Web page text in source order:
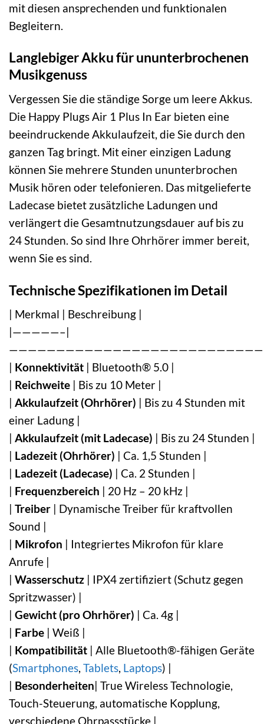
mit diesen ansprechenden und funktionalen
Begleitern.
Langlebiger Akku für ununterbrochenen
Musikgenuss
Vergessen Sie die ständige Sorge um leere Akkus.
Die Happy Plugs Air 1 Plus In Ear bieten eine
beeindruckende Akkulaufzeit, die Sie durch den
ganzen Tag bringt. Mit einer einzigen Ladung
können Sie mehrere Stunden ununterbrochen
Musik hören oder telefonieren. Das mitgelieferte
Ladecase bietet zusätzliche Ladungen und
verlängert die Gesamtnutzungsdauer auf bis zu
24 Stunden. So sind Ihre Ohrhörer immer bereit,
wenn Sie es sind.
Technische Spezifikationen im Detail
| Merkmal | Beschreibung |
|—————–|
| Konnektivität | Bluetooth® 5.0 |
| Reichweite | Bis zu 10 Meter |
| Akkulaufzeit (Ohrhörer) | Bis zu 4 Stunden mit
einer Ladung |
| Akkulaufzeit (mit Ladecase) | Bis zu 24 Stunden |
| Ladezeit (Ohrhörer) | Ca. 1,5 Stunden |
| Ladezeit (Ladecase) | Ca. 2 Stunden |
| Frequenzbereich | 20 Hz – 20 kHz |
| Treiber | Dynamische Treiber für kraftvollen
Sound |
| Mikrofon | Integriertes Mikrofon für klare
Anrufe |
| Wasserschutz | IPX4 zertifiziert (Schutz gegen
Spritzwasser) |
| Gewicht (pro Ohrhörer) | Ca. 4g |
| Farbe | Weiß |
| Kompatibilität | Alle Bluetooth®-fähigen Geräte
(Smartphones, Tablets, Laptops) |
| Besonderheiten| True Wireless Technologie,
Touch-Steuerung, automatische Kopplung,
verschiedene Ohrpassstücke |